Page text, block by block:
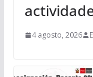
4 agosto, 2026